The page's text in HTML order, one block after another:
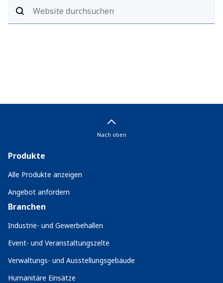
Nach oben
Produkte
Alle Produkte anzeigen
Angebot anfordern
Branchen
Industrie- und Gewerbehallen
Event- und Veranstaltungszelte
Verwaltungs- und Ausstellungsgebäude
Humanitäre Einsätze